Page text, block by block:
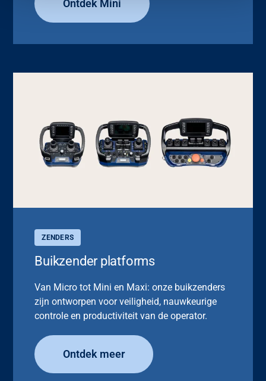
Ontdek Mini
ZENDERS
Buikzender platforms
Van Micro tot Mini en Maxi: onze buikzenders
zijn ontworpen voor veiligheid, nauwkeurige
controle en productiviteit van de operator.
Ontdek meer